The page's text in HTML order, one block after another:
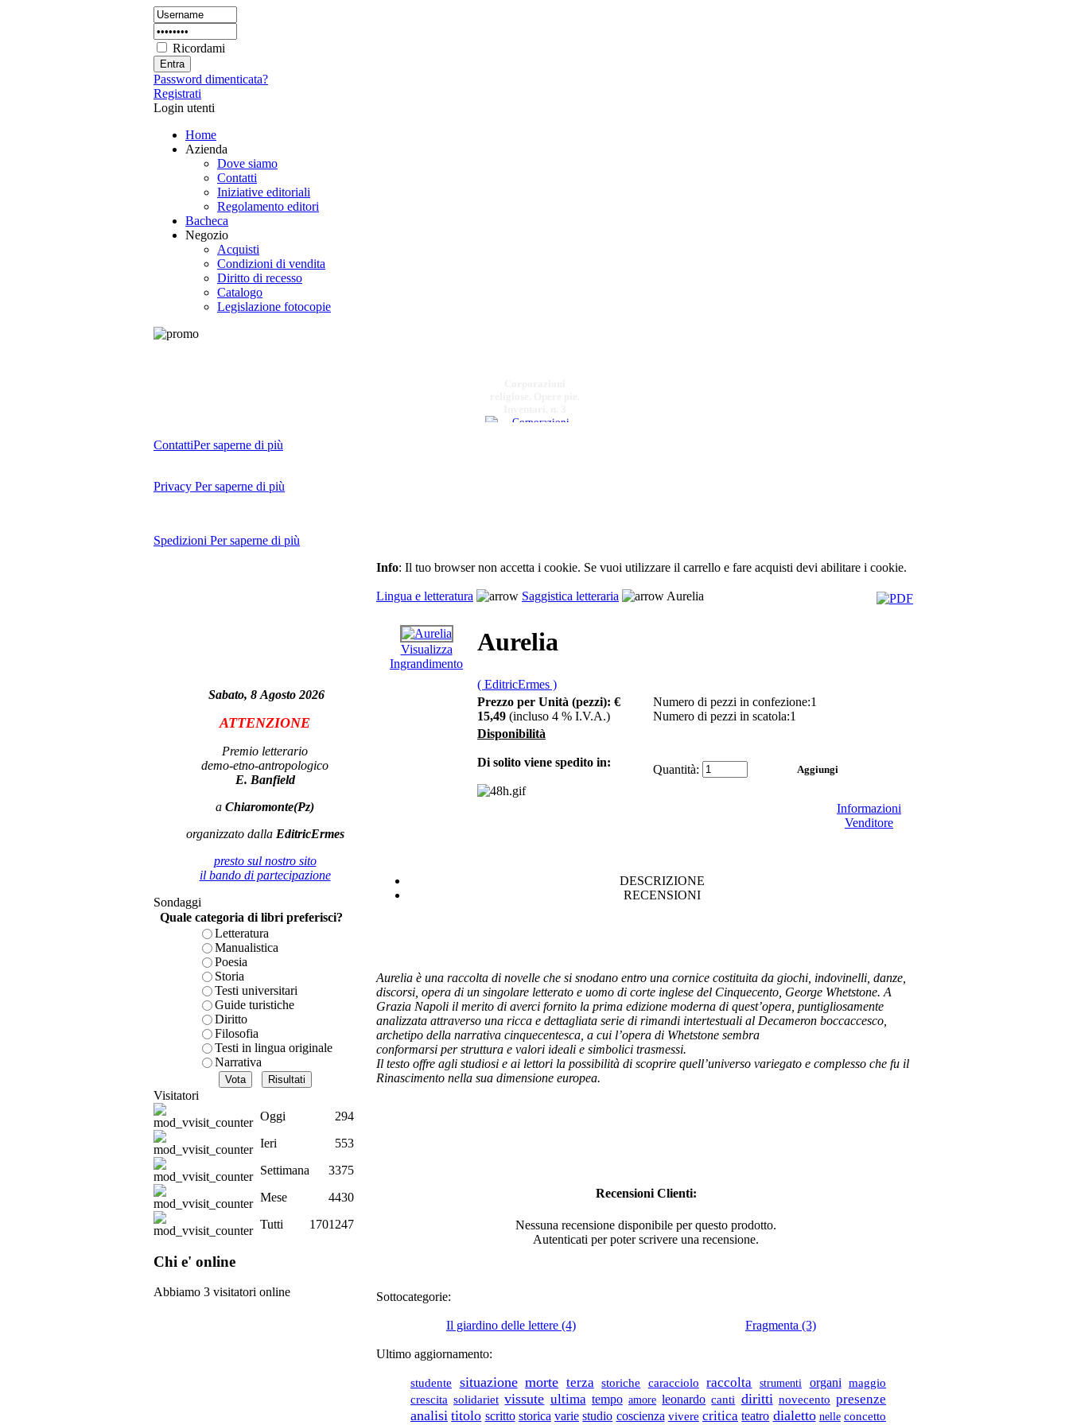
Ricordami
Password dimenticata?
Registrati
Login utenti
Home
Azienda
Dove siamo
Contatti
Iniziative editoriali
Regolamento editori
Bacheca
Negozio
Acquisti
Condizioni di vendita
Diritto di recesso
Catalogo
Legislazione fotocopie
€ 10,00
€ 7,00
Giovanni Paladino,
scienza
€ 12,00
Guide giuridiche
pareri di diritto civile
e diritto penale
€ 18,00
scolastica. 1998
ContattiPer saperne di più
Privacy Per saperne di più
Spedizioni Per saperne di più
Sabato, 8 Agosto 2026
ATTENZIONE
Premio letterario
demo-etno-antropologico
E. Banfield
a Chiaromonte(Pz)
organizzato dalla EditricErmes
presto sul nostro sito
il bando di partecipazione
Sondaggi
Quale categoria di libri preferisci?
Letteratura
Manualistica
Poesia
Storia
Testi universitari
Guide turistiche
Diritto
Filosofia
Testi in lingua originale
Narrativa
Visitatori
Oggi
294
Ieri
553
Settimana
3375
Mese
4430
Tutti
1701247
Chi e' online
Abbiamo 3 visitatori online
Info: Il tuo browser non accetta i cookie. Se vuoi utilizzare il carrello e fare acquisti devi abilitare i cookie.
Lingua e letteratura Saggistica letteraria Aurelia
Visualizza
Ingrandimento
Aurelia
( EditricErmes )
Prezzo per Unità (pezzi): €
15,49 (incluso 4 % I.V.A.)
Numero di pezzi in confezione:1
Numero di pezzi in scatola:1
Disponibilità
Di solito viene spedito in: Quantità:
Informazioni
Venditore
DESCRIZIONE
RECENSIONI
Aurelia è una raccolta di novelle che si snodano entro una cornice costituita da giochi, indovinelli, danze,
discorsi, opera di un singolare letterato e uomo di corte inglese del Cinquecento, George Whetstone. A
Grazia Napoli il merito di averci fornito la prima edizione moderna di quest’opera, puntigliosamente
analizzata attraverso una ricca e dettagliata serie di rimandi intertestuali al Decameron boccaccesco,
archetipo della narrativa cinquecentesca, a cui l’opera di Whetstone sembra
conformarsi per struttura e valori ideali e simbolici trasmessi.
Il testo offre agli studiosi e ai lettori la possibilità di scoprire quell’universo variegato e complesso che fu il
Rinascimento nella sua dimensione europea.
Recensioni Clienti:
Nessuna recensione disponibile per questo prodotto.
Autenticati per poter scrivere una recensione.
Sottocategorie:
Il giardino delle lettere (4) Fragmenta (3)
Ultimo aggiornamento:
studente situazione morte terza storiche caracciolo raccolta strumenti organi
maggio
crescita solidariet vissute ultima tempo amore leonardo canti diritti novecento presenze
analisi titolo scritto storica varie studio coscienza vivere critica teatro dialetto nelle concetto